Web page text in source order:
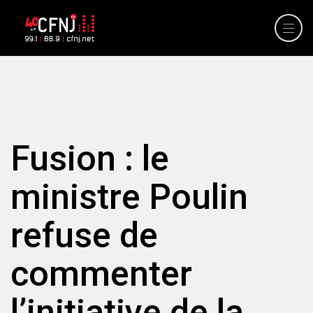
Fusion : le
ministre Poulin
refuse de
commenter